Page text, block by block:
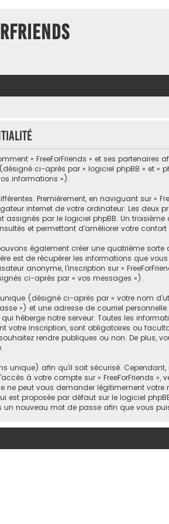
« FreeForFriends » et ses partenaires
ci-après par « logiciel phpBB » et «
informations »).
Premièrement, en naviguant sur «
internet de votre ordinateur. Les deux
par le logiciel phpBB. Un troisième
et permettant d’améliorer votre
également créer une quatrième
est de récupérer les informations que
anonyme, l’inscription sur «
ci-après par « vos messages »).
(désigné ci-après par « votre nom
») et une adresse de courriel
héberge notre serveur. Toutes les
votre inscription, sont obligatoires ou
rendre publiques ou non. De plus,
unique) afin qu’il soit sécurisé.
à votre compte sur « FreeForFriends
ne peut vous demander légitimement
est proposée par défaut sur le logiciel
nouveau mot de passe afin que vous